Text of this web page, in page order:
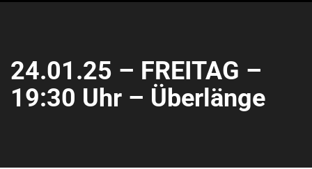
24.01.25 – FREITAG –
19:30 Uhr – Überlänge